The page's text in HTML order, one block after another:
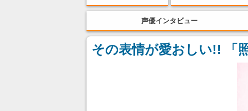
声優インタビュー
その表情が愛おしい!! 「